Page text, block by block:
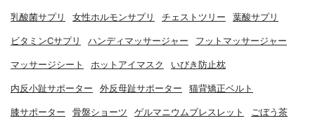
乳酸菌サプリ 女性ホルモンサプリ チェストツリー 葉酸サプリ
ビタミンCサプリ ハンディマッサージャー フットマッサージャー
マッサージシート ホットアイマスク いびき防止枕
内反小趾サポーター 外反母趾サポーター 猫背矯正ベルト
膝サポーター 骨盤ショーツ ゲルマニウムブレスレット ごぼう茶